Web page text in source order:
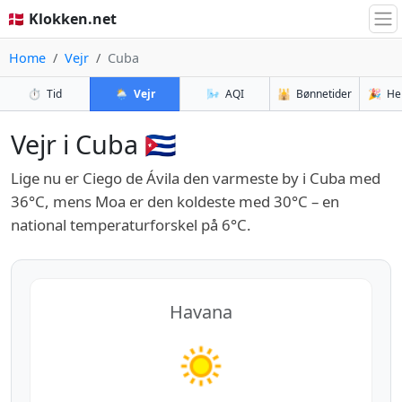
🇩🇰 Klokken.net
Home Vejr Cuba
⏱️ Tid 🌦️ Vejr 🌬️ AQI 🕌 Bønnetider 🎉
Vejr i Cuba 🇨🇺
Lige nu er Ciego de Ávila den varmeste by i Cuba med
36°C, mens Moa er den koldeste med 30°C – en
national temperaturforskel på 6°C.
Havana